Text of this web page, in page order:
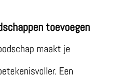
toevoegen
maakt je
Een